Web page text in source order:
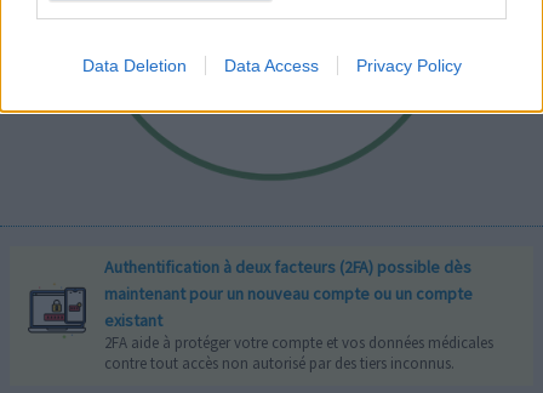
Data Deletion Data Access Privacy Policy
Authentification à deux facteurs (2FA) possible dès
maintenant pour un nouveau compte ou un compte
existant
2FA aide à protéger votre compte et vos données médicales
contre tout accès non autorisé par des tiers inconnus.